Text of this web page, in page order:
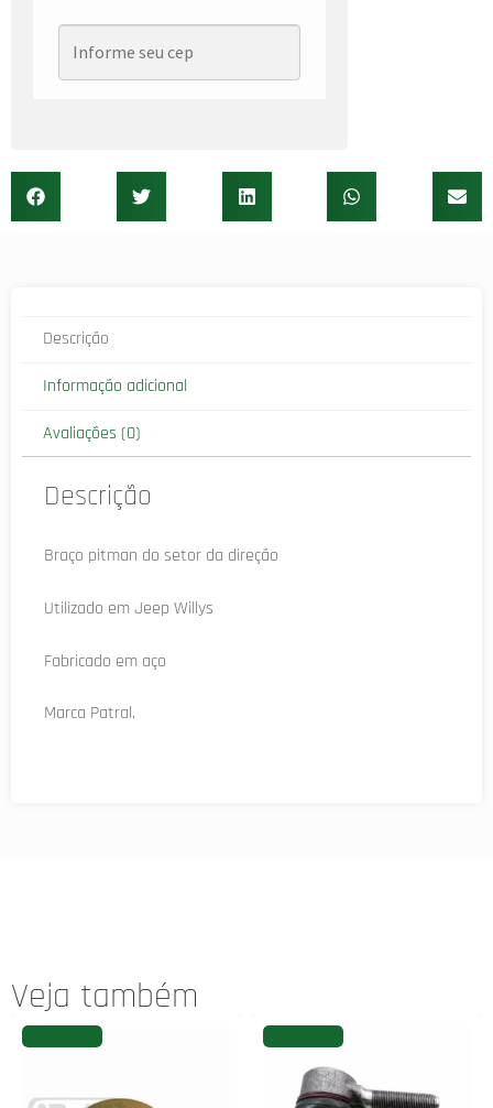
Descrição
Informação adicional
Avaliações (0)
Descrição
Braço pitman do setor da direção
Utilizado em Jeep Willys
Fabricado em aço
Marca Patral.
Veja também